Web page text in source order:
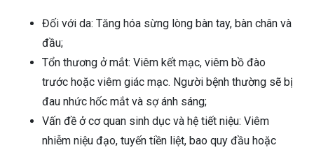
Đối với da: Tăng hóa sừng lòng bàn tay, bàn chân và
đầu;
Tổn thương ở mắt: Viêm kết mạc, viêm bồ đào
trước hoặc viêm giác mạc. Người bệnh thường sẽ bị
đau nhức hốc mắt và sợ ánh sáng;
Vấn đề ở cơ quan sinh dục và hệ tiết niệu: Viêm
nhiễm niệu đạo, tuyến tiền liệt, bao quy đầu hoặc